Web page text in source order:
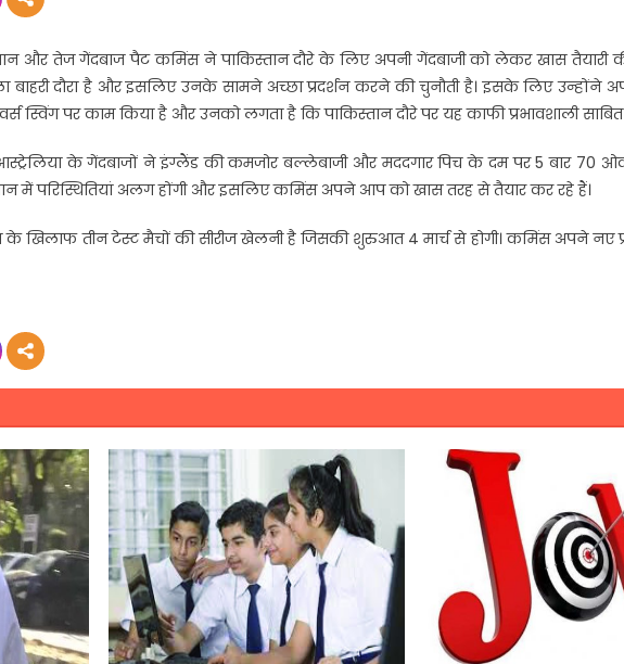
और तेज गेंदबाज पैट कमिंस ने पाकिस्तान दौरे के लिए अपनी गेंदबाजी को लेकर खास तैयारी
दौरा है और इसलिए उनके सामने अच्छा प्रदर्शन करने की चुनौती है। इसके लिए उन्होंने
स्विंग पर काम किया है और उनको लगता है कि पाकिस्तान दौरे पर यह काफी प्रभावशाली साबित
के गेंदबाजों ने इंग्लैंड की कमजोर बल्लेबाजी और मददगार पिच के दम पर 5 बार 70
में परिस्थितियां अलग होंगी और इसलिए कमिंस अपने आप को खास तरह से तैयार कर रहे हैं।
के खिलाफ तीन टेस्ट मैचों की सीरीज खेलनी है जिसकी शुरुआत 4 मार्च से होगी। कमिंस अपने नए